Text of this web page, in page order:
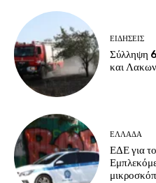
ΕΙΔΗΣΕΙΣ
Σύλληψη
και
ΕΛΛΑΔΑ
ΕΔΕ για